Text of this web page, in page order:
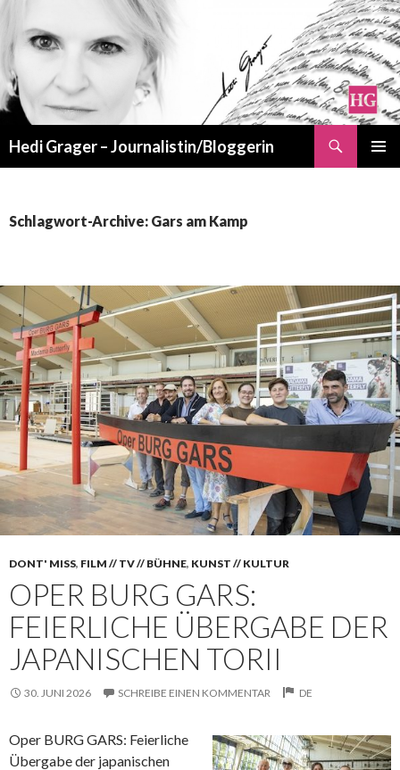
Hedi Grager – Journalistin/Bloggerin
Schlagwort-Archive: Gars am Kamp
DONT' MISS, FILM // TV // BÜHNE, KUNST // KULTUR
OPER BURG GARS:
FEIERLICHE ÜBERGABE DER
JAPANISCHEN TORII
30. JUNI 2026 SCHREIBE EINEN KOMMENTAR DE
Oper BURG GARS: Feierliche
Übergabe der japanischen